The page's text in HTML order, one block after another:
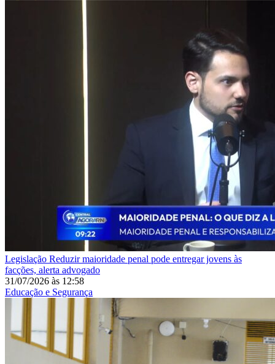
Legislação Reduzir maioridade penal pode entregar jovens às
facções, alerta advogado
31/07/2026 às 12:58
Educação e Segurança